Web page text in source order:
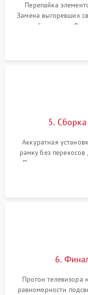
Перепайка
Замена выгоревших
хрупкой матрицы.
прошивка
5.
Аккуратная
рамку без
Подключение
Сброс настроек и
6.
Прогон телевизора
равномерности